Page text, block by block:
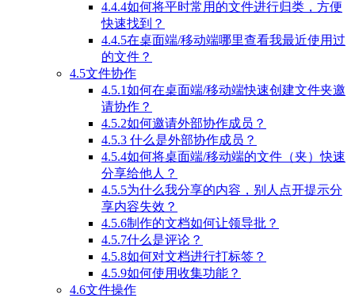
4.4.4如何将平时常用的文件进行归类，方便
快速找到？
4.4.5在桌面端/移动端哪里查看我最近使用过
的文件？
4.5文件协作
4.5.1如何在桌面端/移动端快速创建文件夹邀
请协作？
4.5.2如何邀请外部协作成员？
4.5.3 什么是外部协作成员？
4.5.4如何将桌面端/移动端的文件（夹）快速
分享给他人？
4.5.5为什么我分享的内容，别人点开提示分
享内容失效？
4.5.6制作的文档如何让领导批？
4.5.7什么是评论？
4.5.8如何对文档进行打标签？
4.5.9如何使用收集功能？
4.6文件操作